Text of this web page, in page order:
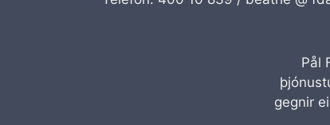
Pål
gegnir